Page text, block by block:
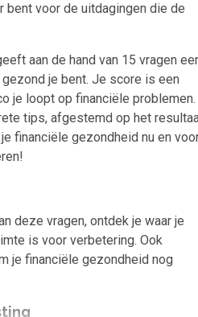
bent voor de uitdagingen die de
aan de hand van 15 vragen
je bent. Je score is een
je loopt op financiële problemen.
tips, afgestemd op het
financiële gezondheid nu en
deze vragen, ontdek je waar je
is voor verbetering. Ook
je financiële gezondheid nog